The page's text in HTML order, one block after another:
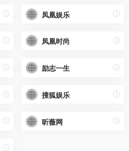
凤凰娱乐
凤凰时尚
励志一生
搜狐娱乐
昕薇网